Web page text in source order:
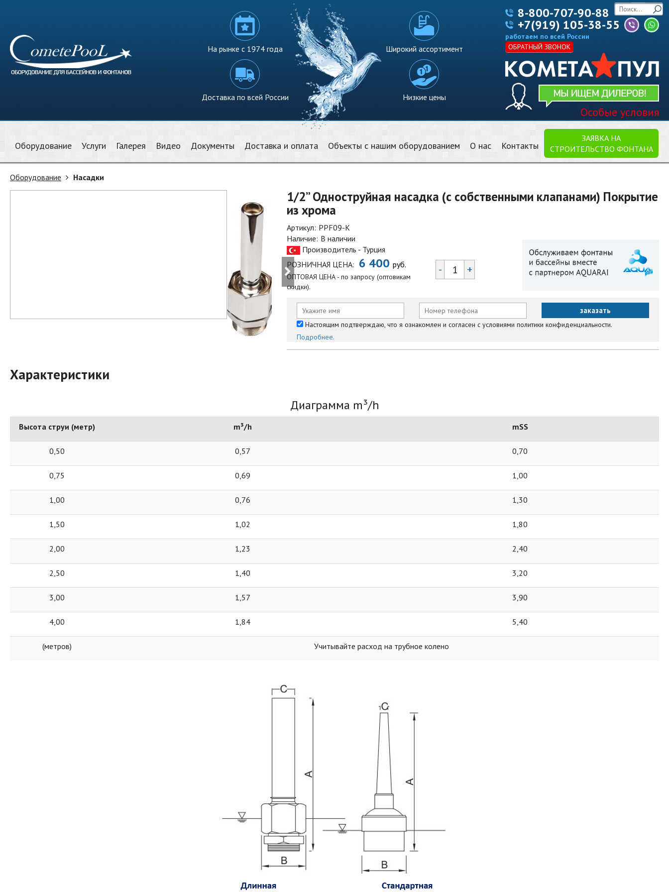
8-800-707-90-88
+7(919) 105-38-55
работаем по всей России
ОБРАТНЫЙ ЗВОНОК
Особые условия
На рынке с 1974 года Широкий ассортимент
Доставка по всей России Низкие цены
Оборудование Услуги Галерея Видео Документы Доставка и оплата Объекты с нашим оборудованием О нас Контакты
ЗАЯВКА НА
СТРОИТЕЛЬСТВО ФОНТАНА
Оборудование Насадки
1/2” Одноструйная насадка (с собственными клапанами) Покрытие
из хрома
Артикул: PPF09-K
Наличие: В наличии
Производитель - Турция
РОЗНИЧНАЯ ЦЕНА: 6 400 руб.
ОПТОВАЯ ЦЕНА - по запросу (оптовикам
скидки).
- +
Настоящим подтверждаю, что я ознакомлен и согласен с условиями политики конфиденциальности.
Подробнее.
Характеристики
Диаграмма m³/h
Высота струи (метр) m³/h mSS
0,50 0,57 0,70
0,75 0,69 1,00
1,00 0,76 1,30
1,50 1,02 1,80
2,00 1,23 2,40
2,50 1,40 3,20
3,00 1,57 3,90
4,00 1,84 5,40
(метров) Учитывайте расход на трубное колено